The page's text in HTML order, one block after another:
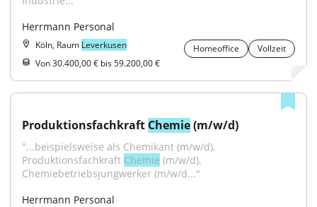
Herrmann Personal
Köln, Raum Leverkusen Homeoffice
Vollzeit
Von 30.400,00 € bis 59.200,00 €
Produktionsfachkraft Chemie (m/w/d)
"...beispielsweise als Chemikant (m/w/d),
Produktionsfachkraft Chemie (m/w/d),
Chemiebetriebsjungwerker (m/w/d..."
Herrmann Personal